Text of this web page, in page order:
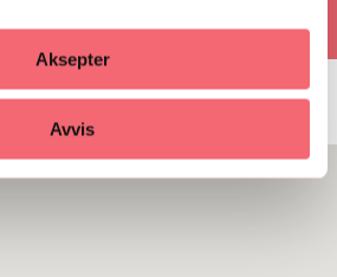
Aksepter
Avvis